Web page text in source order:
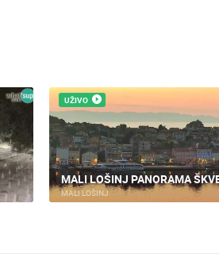
UŽIVO
MALI LOŠINJ PANORAMA
MALI LOŠINJ